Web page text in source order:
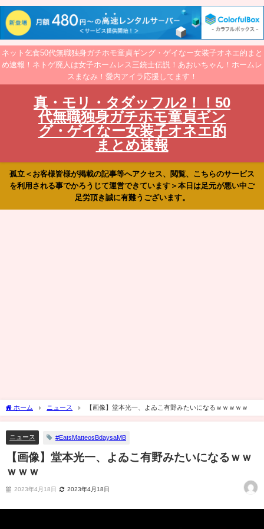
ネット乞食50代無職独身ガチホモ童貞ギング・ゲイなー女装子オネエ的まと
め速報！ネトゲ廃人は女子ホームレス三銃士伝説！あおいちゃん！ホームレ
スまなみ！愛内アイラ応援してます！
真・モリ・タダッフル2！！50
代無職独身ガチホモ童貞ギン
グ・ゲイなー女装子オネエ的
まとめ速報
孤立＜お客様皆様が掲載の記事等へアクセス、閲覧、こちらのサービス
を利用される事でかろうじて運営できています＞本日は足元が悪い中ご
足労頂き誠に有難うございます。
ホーム ニュース 【画像】堂本光一、よゐこ有野みたいになるｗｗｗｗｗ
ニュース #EatsMatteosBdaysaMB
【画像】堂本光一、よゐこ有野みたいになるｗｗ
ｗｗｗ
2023年4月18日 2023年4月18日